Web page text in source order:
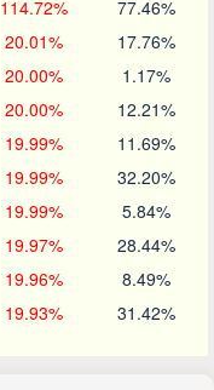
114.72% 77.46%
20.01% 17.76%
20.00% 1.17%
20.00% 12.21%
19.99% 11.69%
19.99% 32.20%
19.99% 5.84%
19.97% 28.44%
19.96% 8.49%
19.93% 31.42%